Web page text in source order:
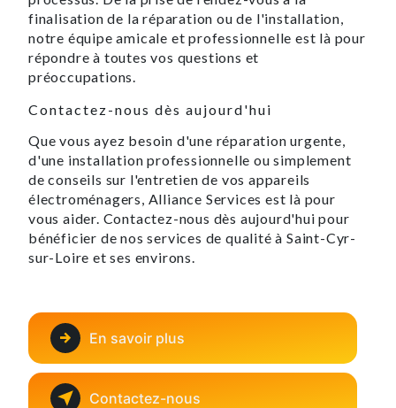
finalisation de la réparation ou de l'installation,
notre équipe amicale et professionnelle est là pour
répondre à toutes vos questions et
préoccupations.
Contactez-nous dès aujourd'hui
Que vous ayez besoin d'une réparation urgente,
d'une installation professionnelle ou simplement
de conseils sur l'entretien de vos appareils
électroménagers, Alliance Services est là pour
vous aider. Contactez-nous dès aujourd'hui pour
bénéficier de nos services de qualité à Saint-Cyr-
sur-Loire et ses environs.
En savoir plus
Contactez-nous